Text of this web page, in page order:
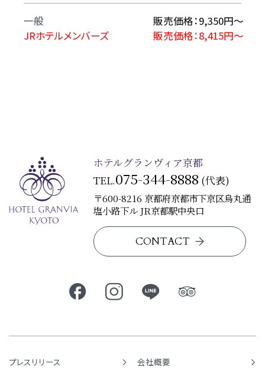
一般
販売価格：9,350円～
JRホテルメンバーズ
販売価格：8,415円～
ホテルグランヴィア京都
TEL.075-344-8888 (代表)
〒600-8216 京都府京都市下京区烏丸通
塩小路下ル JR京都駅中央口
CONTACT
プレスリリース 会社概要